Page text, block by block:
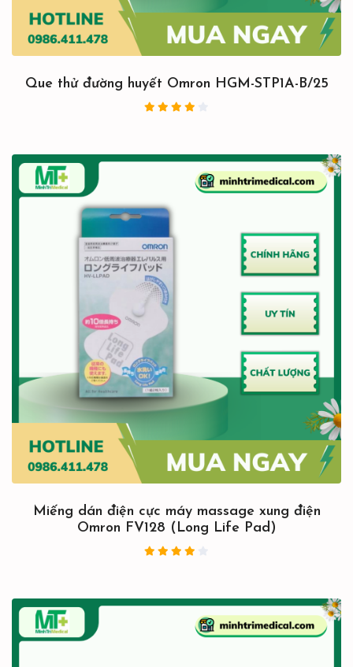
Que thử đường huyết Omron HGM-STP1A-B/25
Miếng dán điện cực máy massage xung điện
Omron FV128 (Long Life Pad)